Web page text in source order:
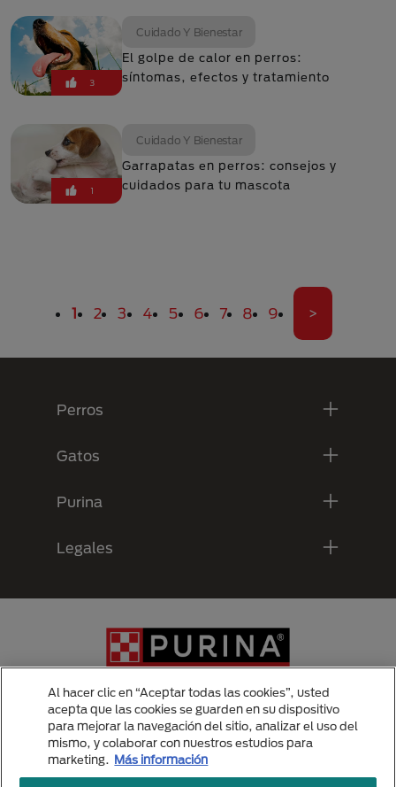
3
Cuidado Y Bienestar
El golpe de calor en perros:
síntomas, efectos y tratamiento
1
Cuidado Y Bienestar
Garrapatas en perros: consejos y
cuidados para tu mascota
Página actual
1 Página
2 Página
3 Página
4 Página
5 Página
6 Página
7 Página
8 Página
9 Última
>
Perros
Gatos
Purina
Legales
Menu Footer Secundario Purina
Al hacer clic en “Aceptar todas las cookies”, usted
acepta que las cookies se guarden en su dispositivo
para mejorar la navegación del sitio, analizar el uso del
mismo, y colaborar con nuestros estudios para
marketing. Más información